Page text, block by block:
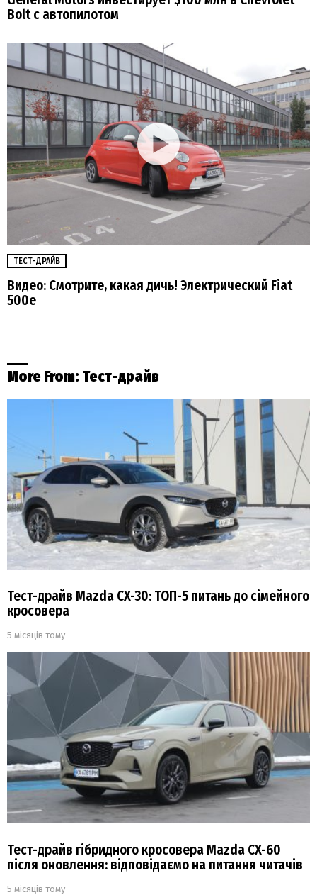
Bolt с автопилотом
ТЕСТ-ДРАЙВ
Видео: Смотрите, какая дичь! Электрический Fiat
500e
More From: Тест-драйв
Тест-драйв Mazda CX-30: ТОП-5 питань до сімейного
кросовера
5 місяців тому
Тест-драйв гібридного кросовера Mazda CX-60
після оновлення: відповідаємо на питання читачів
5 місяців тому